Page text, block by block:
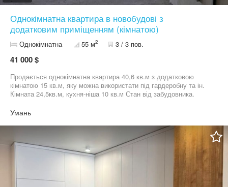
Однокімнатна квартира в новобудові з
додатковим приміщенням (кімнатою)
Однокімнатна 55 м2 3 / 3 пов.
41 000 $
Продається однокімнатна квартира 40,6 кв.м з додатковою
кімнатою 15 кв.м, яку можна використати під гардеробну та ін.
Кімната 24,5кв.м, кухня-ніша 10 кв.м Стан від забудовника.
України. Агентство нерухомості "Житло плюс"
Умань